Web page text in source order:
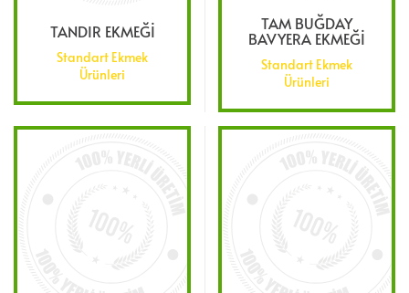
TANDIR EKMEĞİ
Standart Ekmek
Ürünleri
TAM BUĞDAY
BAVYERA EKMEĞİ
Standart Ekmek
Ürünleri